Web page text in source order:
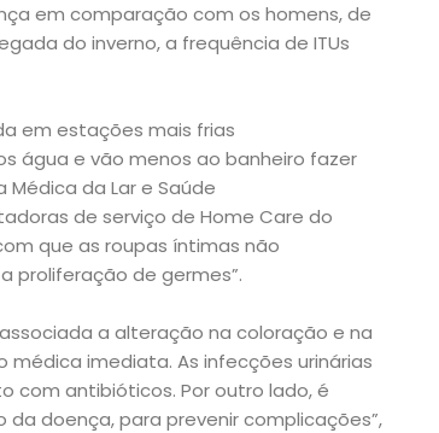
em comparação com os homens, de
do inverno, a frequência de ITUs
em estações mais frias
água e vão menos ao banheiro fazer
Médica da Lar e Saúde
de serviço de Home Care do
que as roupas íntimas não
proliferação de germes”.
a alteração na coloração e na
médica imediata. As infecções urinárias
com antibióticos. Por outro lado, é
doença, para prevenir complicações”,